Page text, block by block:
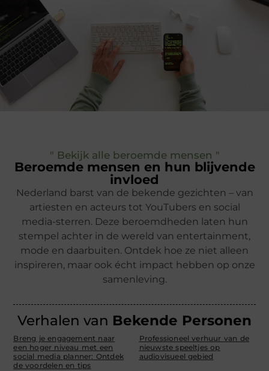
" Bekijk alle beroemde mensen "
Beroemde mensen en hun blijvende
invloed
Nederland barst van de bekende gezichten – van
artiesten en acteurs tot YouTubers en social
media-sterren. Deze beroemdheden laten hun
stempel achter in de wereld van entertainment,
mode en daarbuiten. Ontdek hoe ze niet alleen
inspireren, maar ook écht impact hebben op onze
samenleving.
Verhalen van Bekende Personen
Breng je engagement naar
een hoger niveau met een
social media planner: Ontdek
de voordelen en tips
Professioneel verhuur van de
nieuwste speeltjes op
audiovisueel gebied